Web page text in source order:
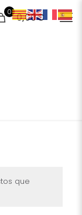
0 0,00€
que